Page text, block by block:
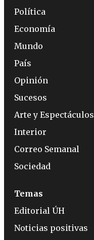
Política
Economía
Mundo
País
Opinión
Sucesos
Arte y Espectáculos
Interior
Correo Semanal
Sociedad
Temas
Editorial ÚH
Noticias positivas